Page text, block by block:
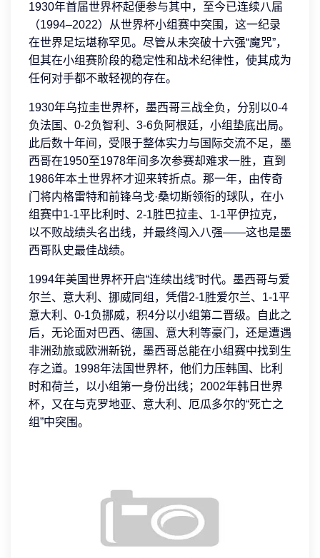
1930年首届世界杯起便参与其中，至今已连续八届
（1994–2022）从世界杯小组赛中突围，这一纪录
在世界足坛堪称罕见。尽管从未突破十六强“魔咒”，
但其在小组赛阶段的稳定性和战术纪律性，使其成为
任何对手都不敢轻视的存在。
1930年乌拉圭世界杯，墨西哥三战全负，分别以0-4
负法国、0-2负智利、3-6负阿根廷，小组垫底出局。
此后数十年间，受限于整体实力与国际交流不足，墨
西哥在1950至1978年间多次参赛却难求一胜，直到
1986年本土世界杯才迎来转折点。那一年，由传奇
门将内格雷特和前锋乌戈·桑切斯领衔的球队，在小
组赛中1-1平比利时、2-1胜巴拉圭、1-1平伊拉克，
以不败战绩头名出线，并最终闯入八强——这也是墨
西哥队史最佳战绩。
1994年美国世界杯开启“连续出线”时代。墨西哥与爱
尔兰、意大利、挪威同组，凭借2-1胜爱尔兰、1-1平
意大利、0-1负挪威，积4分以小组第二晋级。自此之
后，无论面对巴西、德国、意大利等豪门，还是遭遇
非洲劲旅或欧洲新锐，墨西哥总能在小组赛中找到生
存之道。1998年法国世界杯，他们力压韩国、比利
时和荷兰，以小组第一身份出线；2002年韩日世界
杯，又在与克罗地亚、意大利、厄瓜多尔的“死亡之
组”中突围。